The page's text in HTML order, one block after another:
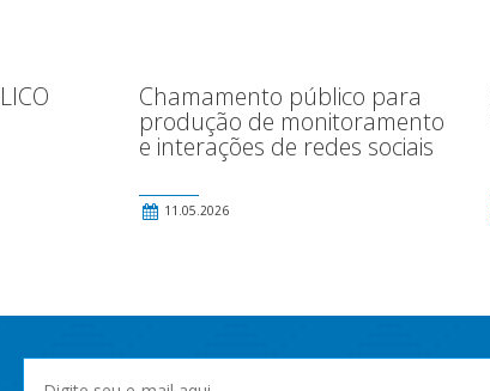
Chamamento público para
produção de monitoramento
e interações de redes sociais
11.05.2026